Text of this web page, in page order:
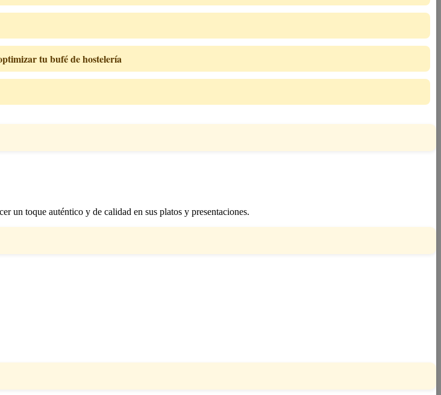
tu bufé de hostelería
un toque auténtico y de calidad en sus platos y presentaciones.